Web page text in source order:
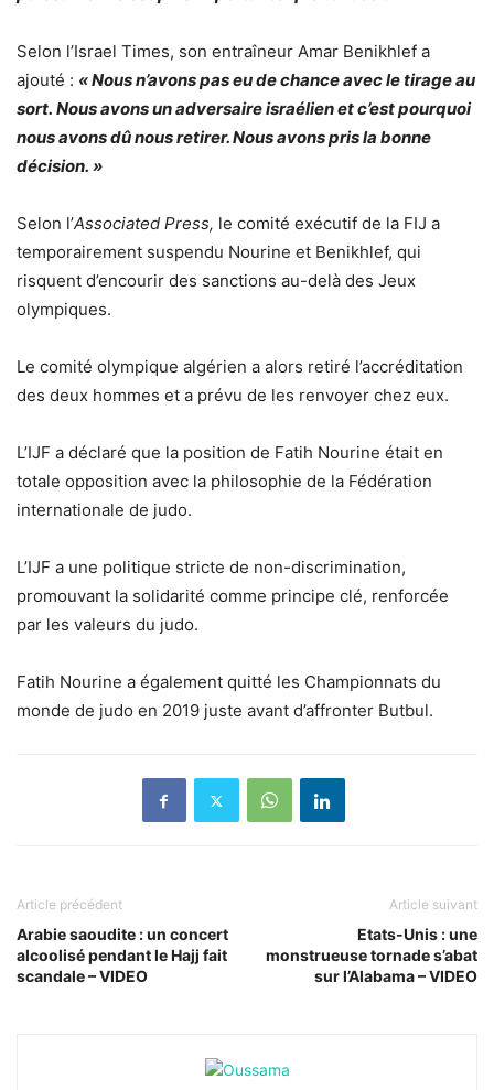
Selon l’Israel Times, son entraîneur Amar Benikhlef a
ajouté : « Nous n’avons pas eu de chance avec le tirage au
sort. Nous avons un adversaire israélien et c’est pourquoi
nous avons dû nous retirer. Nous avons pris la bonne
décision. »
Selon l’Associated Press, le comité exécutif de la FIJ a
temporairement suspendu Nourine et Benikhlef, qui
risquent d’encourir des sanctions au-delà des Jeux
olympiques.
Le comité olympique algérien a alors retiré l’accréditation
des deux hommes et a prévu de les renvoyer chez eux.
L’IJF a déclaré que la position de Fatih Nourine était en
totale opposition avec la philosophie de la Fédération
internationale de judo.
L’IJF a une politique stricte de non-discrimination,
promouvant la solidarité comme principe clé, renforcée
par les valeurs du judo.
Fatih Nourine a également quitté les Championnats du
monde de judo en 2019 juste avant d’affronter Butbul.
Article précédent
Arabie saoudite : un concert
alcoolisé pendant le Hajj fait
scandale – VIDEO
Article suivant
Etats-Unis : une
monstrueuse tornade s’abat
sur l’Alabama – VIDEO